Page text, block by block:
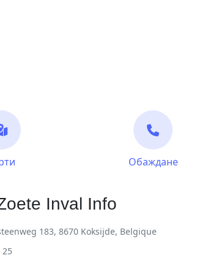
Обаждане
Inval Info
183, 8670 Koksijde, Belgique
25